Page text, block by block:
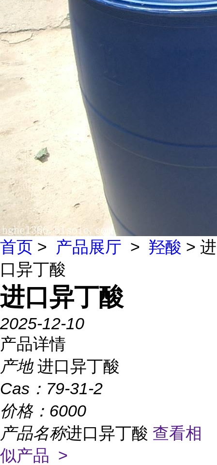
首页 > 产品展厅 > 羟酸 > 进
口异丁酸
进口异丁酸
2025-12-10
产品详情
产地 进口异丁酸
Cas： 79-31-2
价格： 6000
产品名称进口异丁酸 查看相
似产品 >